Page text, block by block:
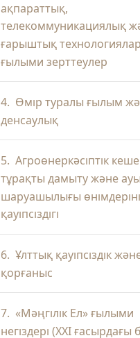
ақпараттық,
телекоммуникациялық
ғарыштық
ғылыми зерттеулер
4. Өмір туралы ғылым
денсаулық
5.Агроөнеркәсіптік
тұрақты дамыту және
шаруашылығы
қауіпсіздігі
6.Ұлттық қауіпсіздік
қорғаныс
7.«Мәңгілік Ел» ғылыми
негіздері (XXI ғасырдағы